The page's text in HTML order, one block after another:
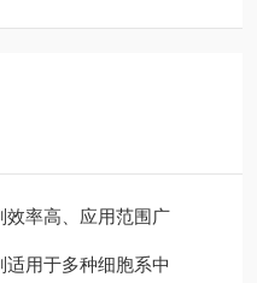
效率高、应用范围广
用于多种细胞系中